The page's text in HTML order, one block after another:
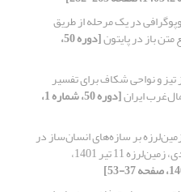
در یک مرحله از طریق
باز در پایتون [دوره 50،
تیز و نواحی شکاف برای تفسیر
ایران [دوره 50، شماره 1،
بر سازه‌های انسان‌ساز در
مجاورت خطوط ساحلی، (مطالعه موردی، زمین‌لرزه 11 تیر 1401،